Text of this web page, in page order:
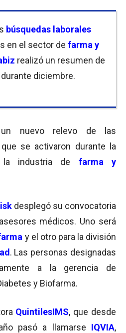
búsquedas laborales
en el sector de farma y
realizó un resumen de
diciembre.
un nuevo relevo de las
se activaron durante la
la industria de farma y
desplegó su convocatoria
médicos. Uno será
y el otro para la división
. Las personas designadas
a la gerencia de
y Biofarma.
QuintilesIMS, que desde
pasó a llamarse IQVIA,